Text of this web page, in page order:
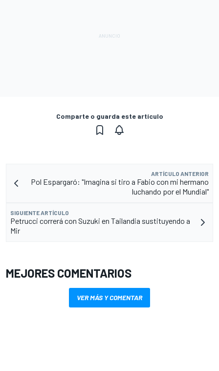
Comparte o guarda este artículo
ARTÍCULO ANTERIOR
Pol Espargaró: "Imagina si tiro a Fabio con mi hermano
luchando por el Mundial"
SIGUIENTE ARTÍCULO
Petrucci correrá con Suzuki en Tailandia sustituyendo a
Mir
MEJORES COMENTARIOS
VER MÁS Y COMENTAR